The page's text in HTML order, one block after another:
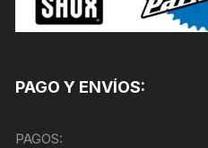
PAGO Y ENVÍOS:
PAGOS: